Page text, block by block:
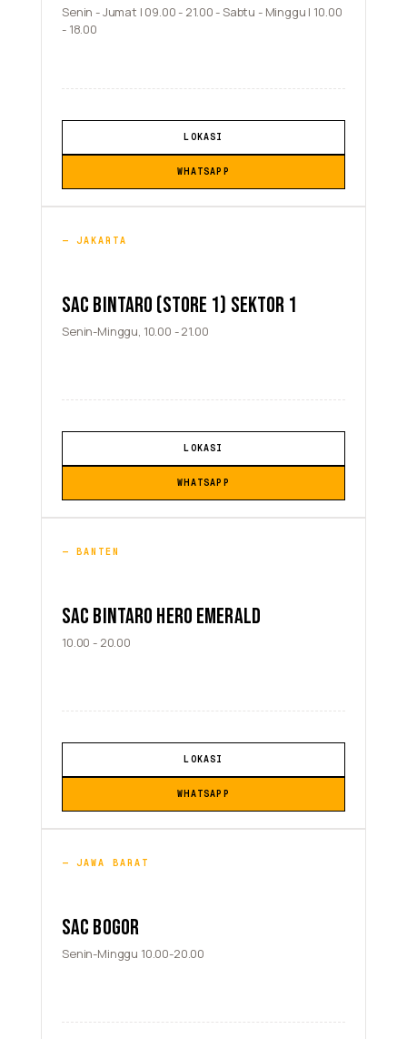
Senin - Jumat | 09.00 - 21.00 - Sabtu - Minggu | 10.00
- 18.00
LOKASI
WHATSAPP
JAKARTA
SAC BINTARO (STORE 1) SEKTOR 1
Senin-Minggu, 10.00 - 21.00
LOKASI
WHATSAPP
BANTEN
SAC BINTARO HERO EMERALD
10.00 - 20.00
LOKASI
WHATSAPP
JAWA BARAT
SAC BOGOR
Senin-Minggu 10.00-20.00